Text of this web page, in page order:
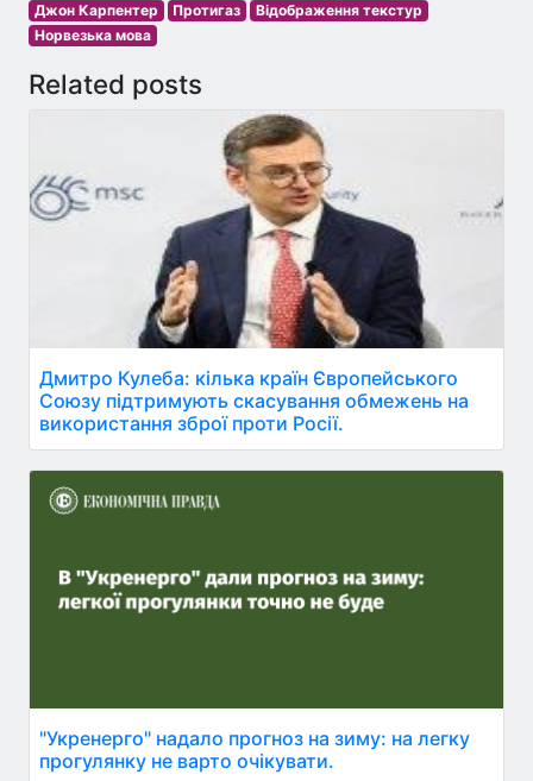
Джон Карпентер
Протигаз
Відображення текстур
Норвезька мова
Related posts
Дмитро Кулеба: кілька країн Європейського
Союзу підтримують скасування обмежень на
використання зброї проти Росії.
"Укренерго" надало прогноз на зиму: на легку
прогулянку не варто очікувати.